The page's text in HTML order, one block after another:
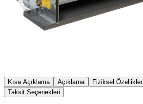
Kısa Açıklama Açıklama Fiziksel Özellikler
Taksit Seçenekleri